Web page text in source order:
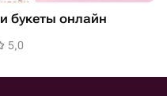
букеты онлайн
5,0